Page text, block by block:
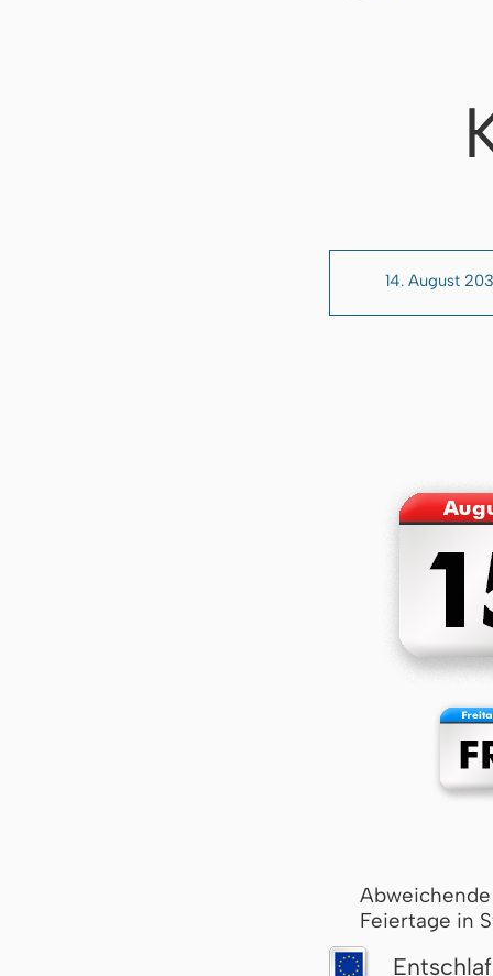
14. August
Feiertage in